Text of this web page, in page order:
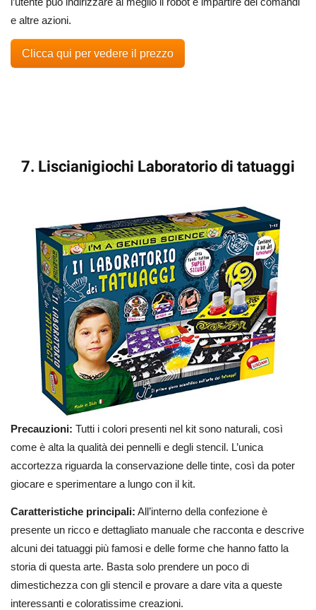
e altre azioni.
Clicca qui per vedere il prezzo
7. Liscianigiochi Laboratorio di tatuaggi
Precauzioni: Tutti i colori presenti nel kit sono naturali, così
come è alta la qualità dei pennelli e degli stencil. L’unica
accortezza riguarda la conservazione delle tinte, così da poter
giocare e sperimentare a lungo con il kit.
Caratteristiche principali: All’interno della confezione è
presente un ricco e dettagliato manuale che racconta e descrive
alcuni dei tatuaggi più famosi e delle forme che hanno fatto la
storia di questa arte. Basta solo prendere un poco di
dimestichezza con gli stencil e provare a dare vita a queste
interessanti e coloratissime creazioni.